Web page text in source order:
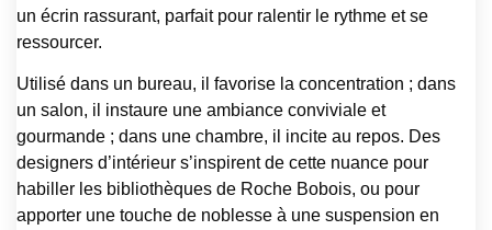
un écrin rassurant, parfait pour ralentir le rythme et se
ressourcer.
Utilisé dans un bureau, il favorise la concentration ; dans
un salon, il instaure une ambiance conviviale et
gourmande ; dans une chambre, il incite au repos. Des
designers d’intérieur s’inspirent de cette nuance pour
habiller les bibliothèques de Roche Bobois, ou pour
apporter une touche de noblesse à une suspension en